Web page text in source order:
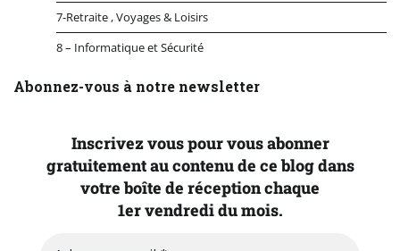
7-Retraite , Voyages & Loisirs
8 – Informatique et Sécurité
Abonnez-vous à notre newsletter
Inscrivez vous pour vous abonner
gratuitement au contenu de ce blog dans
votre boîte de réception chaque
1er vendredi du mois.